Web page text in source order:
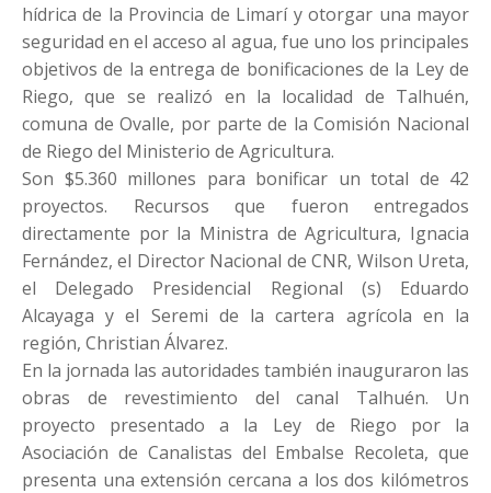
hídrica de la Provincia de Limarí y otorgar una mayor
seguridad en el acceso al agua, fue uno los principales
objetivos de la entrega de bonificaciones de la Ley de
Riego, que se realizó en la localidad de Talhuén,
comuna de Ovalle, por parte de la Comisión Nacional
de Riego del Ministerio de Agricultura.
Son $5.360 millones para bonificar un total de 42
proyectos. Recursos que fueron entregados
directamente por la Ministra de Agricultura, Ignacia
Fernández, el Director Nacional de CNR, Wilson Ureta,
el Delegado Presidencial Regional (s) Eduardo
Alcayaga y el Seremi de la cartera agrícola en la
región, Christian Álvarez.
En la jornada las autoridades también inauguraron las
obras de revestimiento del canal Talhuén. Un
proyecto presentado a la Ley de Riego por la
Asociación de Canalistas del Embalse Recoleta, que
presenta una extensión cercana a los dos kilómetros